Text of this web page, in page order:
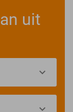
uit